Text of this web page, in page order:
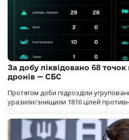
За добу ліквідовано 68
дронів — СБС
Протягом доби підрозділи
уразили/знищили 1816 цілей